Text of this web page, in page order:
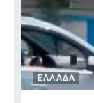
ΕΛΛΑΔΑ